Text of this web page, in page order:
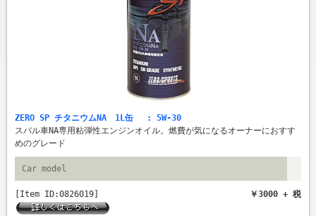
ZERO SP チタニウムNA 1L缶 : 5W-30
スバル車NA専用粘弾性エンジンオイル。燃費が気になるオーナーにおすす
めのグレード
Car model
[Item ID:0826019] ￥3000 + 税